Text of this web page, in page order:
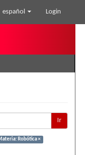
español Login
Ir
Robótica ×